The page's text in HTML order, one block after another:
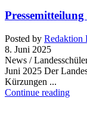
Posted by Redaktion
8. Juni 2025
News /
Juni 2025 Der
Kürzungen ...
Continue reading